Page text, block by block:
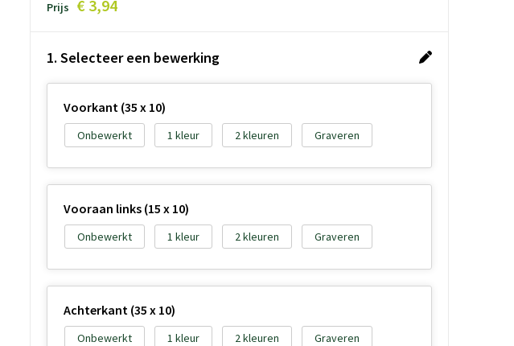
Prijs € 3,94
1. Selecteer een bewerking
Voorkant (35 x 10)
Onbewerkt 1 2 Graveren
Vooraan links (15 x 10)
Onbewerkt 1 2 Graveren
Achterkant (35 x 10)
Onbewerkt 1 2 Graveren